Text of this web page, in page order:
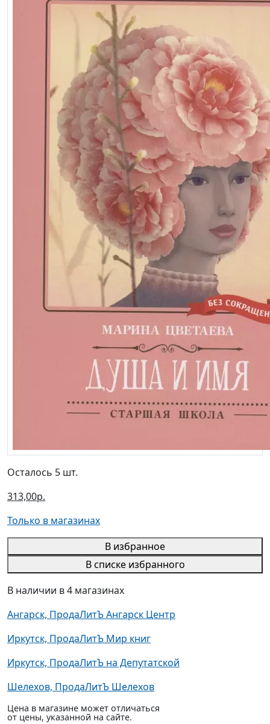
Осталось 5 шт.
313,00р.
Только в магазинах
В избранное
В списке избранного
В наличии в 4 магазинах
Ангарск, ПродаЛитЪ Ангарск Центр
Иркутск, ПродаЛитЪ Мир книг
Иркутск, ПродаЛитЪ на Депутатской
Шелехов, ПродаЛитЪ Шелехов
Цена в магазине может отличаться
от цены, указанной на сайте.